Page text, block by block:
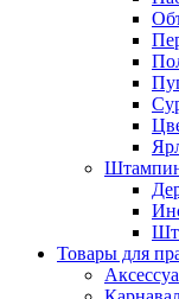
Товары для